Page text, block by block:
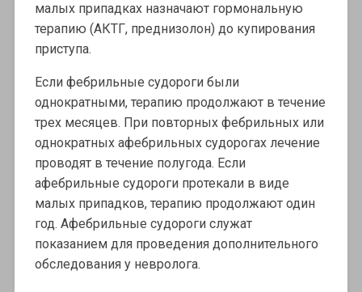
малых припадках назначают гормональную
терапию (АКТГ, преднизолон) до купирования
приступа.
Если фебрильные судороги были
однократными, терапию продолжают в течение
трех месяцев. При повторных фебрильных или
однократных афебрильных судорогах лечение
проводят в течение полугода. Если
афебрильные судороги протекали в виде
малых припадков, терапию продолжают один
год. Афебрильные судороги служат
показанием для проведения дополнительного
обследования у невролога.